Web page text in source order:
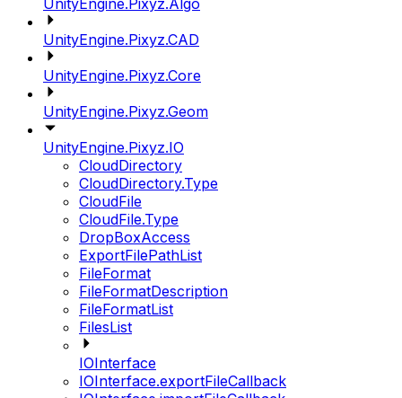
UnityEngine.Pixyz.Algo
UnityEngine.Pixyz.CAD
UnityEngine.Pixyz.Core
UnityEngine.Pixyz.Geom
UnityEngine.Pixyz.IO
CloudDirectory
CloudDirectory.Type
CloudFile
CloudFile.Type
DropBoxAccess
ExportFilePathList
FileFormat
FileFormatDescription
FileFormatList
FilesList
IOInterface
IOInterface.exportFileCallback